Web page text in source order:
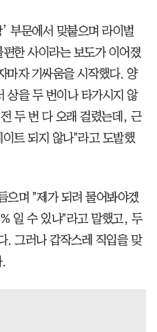
부문에서 맞붙으며 라이벌
한 사이라는 보도가 이어졌
마자 기싸움을 시작했다. 양
상을 두 번이나 타가시지 않
두 번 다 오래 걸렸는데, 근
트 되지 않나"라고 도발했
으며 "제가 되려 물어봐야겠
일 수 있냐"라고 말했고, 두
. 그러나 갑작스레 직입을 맞